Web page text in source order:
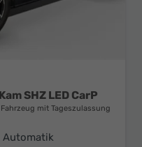
SHZ LED CarP
Fahrzeug mit Tageszulassung
Automatik